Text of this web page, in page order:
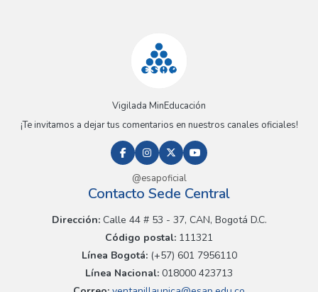
Vigilada MinEducación
¡Te invitamos a dejar tus comentarios en nuestros canales oficiales!
@esapoficial
Contacto Sede Central
Dirección:Calle 44 # 53 - 37, CAN, Bogotá D.C.
Código postal: 111321
Línea Bogotá:(+57) 601 7956110
Línea Nacional: 018000 423713